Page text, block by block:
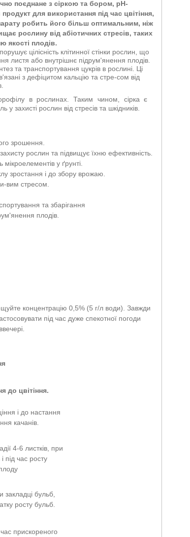
поєднане з сіркою та бором, pH-
для використання під час цвітіння,
робить його більш оптимальним, ніж
рослину від абіотичних стресів, таких
якості плодів.
цілісність клітинної стінки рослин, що
листя або внутрішнє підрум'янення плодів.
та транспортування цукрів в рослині. Ці
з дефіцитом кальцію та стре-сом від
в рослинах. Таким чином, сірка є
захисті рослин від стресів та шкідників.
зрошення.
рослин та підвищує їхню ефективність.
у ґрунті.
зростання і до збору врожаю.
вим стресом.
та збарігання
плодів.
концентрацію 0,5% (5 г/л води). Завжди
під час дуже спекотної погоди
до цвітіння.
і до настання
качанів.
4-6 листків, при
під час росту
закладці бульб,
росту бульб.
прискореного